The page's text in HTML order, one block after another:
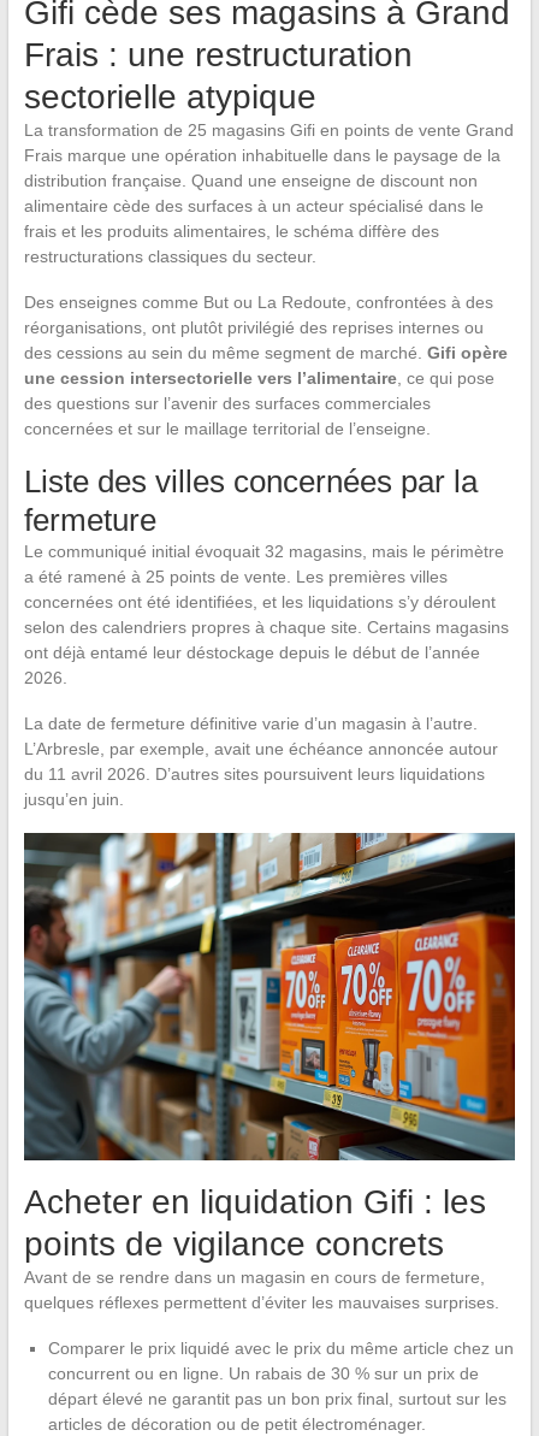
Gifi cède ses magasins à Grand
Frais : une restructuration
sectorielle atypique
La transformation de 25 magasins Gifi en points de vente Grand
Frais marque une opération inhabituelle dans le paysage de la
distribution française. Quand une enseigne de discount non
alimentaire cède des surfaces à un acteur spécialisé dans le
frais et les produits alimentaires, le schéma diffère des
restructurations classiques du secteur.
Des enseignes comme But ou La Redoute, confrontées à des
réorganisations, ont plutôt privilégié des reprises internes ou
des cessions au sein du même segment de marché. Gifi opère
une cession intersectorielle vers l’alimentaire, ce qui pose
des questions sur l’avenir des surfaces commerciales
concernées et sur le maillage territorial de l’enseigne.
Liste des villes concernées par la
fermeture
Le communiqué initial évoquait 32 magasins, mais le périmètre
a été ramené à 25 points de vente. Les premières villes
concernées ont été identifiées, et les liquidations s’y déroulent
selon des calendriers propres à chaque site. Certains magasins
ont déjà entamé leur déstockage depuis le début de l’année
2026.
La date de fermeture définitive varie d’un magasin à l’autre.
L’Arbresle, par exemple, avait une échéance annoncée autour
du 11 avril 2026. D’autres sites poursuivent leurs liquidations
jusqu’en juin.
Acheter en liquidation Gifi : les
points de vigilance concrets
Avant de se rendre dans un magasin en cours de fermeture,
quelques réflexes permettent d’éviter les mauvaises surprises.
Comparer le prix liquidé avec le prix du même article chez un
concurrent ou en ligne. Un rabais de 30 % sur un prix de
départ élevé ne garantit pas un bon prix final, surtout sur les
articles de décoration ou de petit électroménager.